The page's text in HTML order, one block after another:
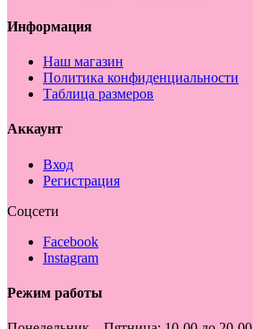
Информация
Наш магазин
Политика конфиденциальности
Таблица размеров
Аккаунт
Вход
Регистрация
Соцсети
Facebook
Instagram
Режим работы